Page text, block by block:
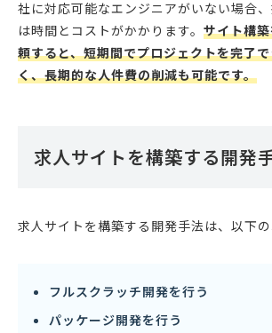
社に対応可能なエンジニアがいない場合
は時間とコストがかかります。 サイト構
頼すると、短期間でプロジェクトを完了
く、長期的な人件費の削減も可能です。
求人サイトを構築する開発
求人サイトを構築する開発手法は、以下の
フルスクラッチ開発を行う
パッケージ開発を行う